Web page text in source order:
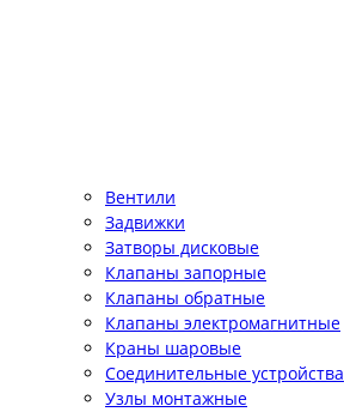
Вентили
Задвижки
Затворы дисковые
Клапаны запорные
Клапаны обратные
Клапаны электромагнитные
Краны шаровые
Соединительные устройства
Узлы монтажные